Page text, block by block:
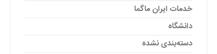
خدمات ایران ماگما
دانشگاه
دسته‌بندی نشده